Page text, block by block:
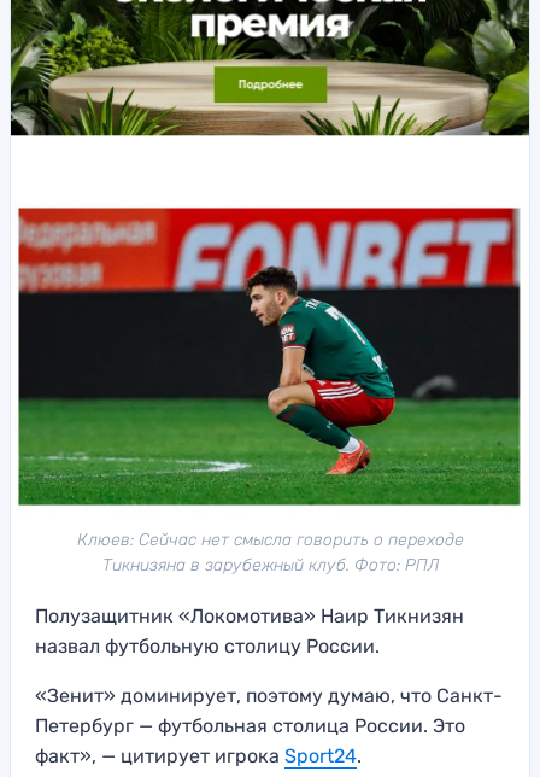
Клюев: Сейчас нет смысла говорить о переходе
Тикнизяна в зарубежный клуб. Фото: РПЛ
Полузащитник «Локомотива» Наир Тикнизян
назвал футбольную столицу России.
«Зенит» доминирует, поэтому думаю, что Санкт-
Петербург — футбольная столица России. Это
факт», — цитирует игрока Sport24.